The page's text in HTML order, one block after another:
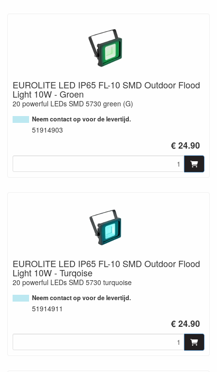
EUROLITE LED IP65 FL-10 SMD Outdoor Flood
Light 10W - Groen
20 powerful LEDs SMD 5730 green (G)
Neem contact op voor de levertijd.
51914903
€ 24.90
EUROLITE LED IP65 FL-10 SMD Outdoor Flood
Light 10W - Turqoise
20 powerful LEDs SMD 5730 turquoise
Neem contact op voor de levertijd.
51914911
€ 24.90